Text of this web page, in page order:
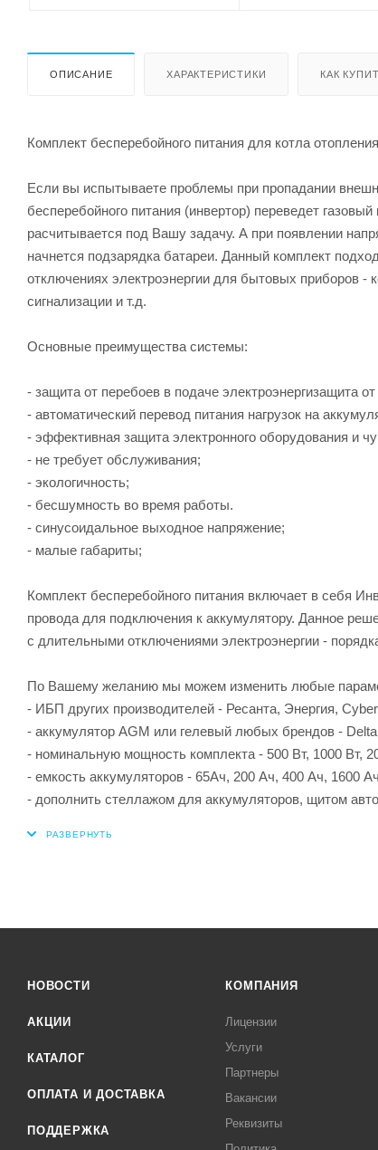
ОПИСАНИЕ ХАРАКТЕРИСТИКИ КАК
Комплект бесперебойного питания для котла
Если вы испытываете проблемы при пропадании
бесперебойного питания (инвертор) переведет
расчитывается под Вашу задачу. А при появлении
начнется подзарядка батареи. Данный комплект
отключениях электроэнергии для бытовых приборов
сигнализации и т.д.
Основные преимущества системы:
- защита от перебоев в подаче электроэнергизащита
- автоматический перевод питания нагрузок на
- эффективная защита электронного оборудования и
- не требует обслуживания;
- экологичность;
- бесшумность во время работы.
- синусоидальное выходное напряжение;
- малые габариты;
Комплект бесперебойного питания включает в себя
провода для подключения к аккумулятору. Данное
с длительными отключениями электроэнергии -
По Вашему желанию мы можем изменить любые
- ИБП других производителей - Ресанта, Энергия,
- аккумулятор AGM или гелевый любых брендов -
- номинальную мощность комплекта - 500 Вт, 1000 Вт,
- емкость аккумуляторов - 65Ач, 200 Ач, 400 Ач, 1600 Ач
- дополнить стеллажом для аккумуляторов, щитом
НОВОСТИ
АКЦИИ
КАТАЛОГ
ОПЛАТА И ДОСТАВКА
ПОДДЕРЖКА
КОМПАНИЯ
Лицензии
Услуги
Партнеры
Вакансии
Реквизиты